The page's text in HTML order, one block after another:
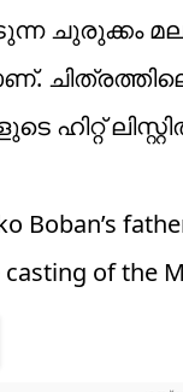
ചുരുക്കം
ഹിറ്റ്
Boban’s
of the